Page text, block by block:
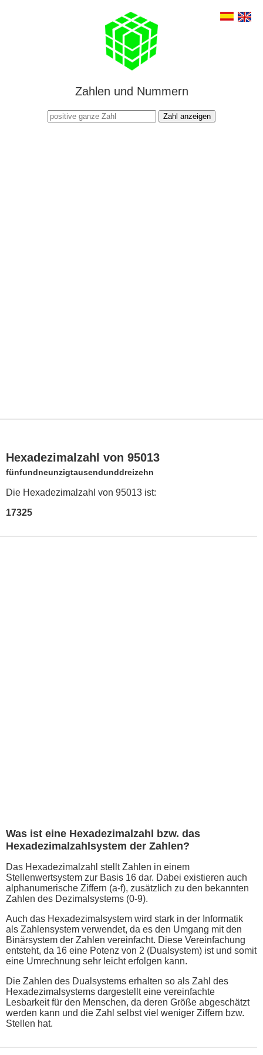
Zahlen und Nummern
Zahl anzeigen
Hexadezimalzahl von 95013
fünfundneunzigtausendunddreizehn
Die Hexadezimalzahl von 95013 ist:
17325
Was ist eine Hexadezimalzahl bzw. das
Hexadezimalzahlsystem der Zahlen?
Das Hexadezimalzahl stellt Zahlen in einem
Stellenwertsystem zur Basis 16 dar. Dabei existieren auch
alphanumerische Ziffern (a-f), zusätzlich zu den bekannten
Zahlen des Dezimalsystems (0-9).
Auch das Hexadezimalsystem wird stark in der Informatik
als Zahlensystem verwendet, da es den Umgang mit den
Binärsystem der Zahlen vereinfacht. Diese Vereinfachung
entsteht, da 16 eine Potenz von 2 (Dualsystem) ist und somit
eine Umrechnung sehr leicht erfolgen kann.
Die Zahlen des Dualsystems erhalten so als Zahl des
Hexadezimalsystems dargestellt eine vereinfachte
Lesbarkeit für den Menschen, da deren Größe abgeschätzt
werden kann und die Zahl selbst viel weniger Ziffern bzw.
Stellen hat.